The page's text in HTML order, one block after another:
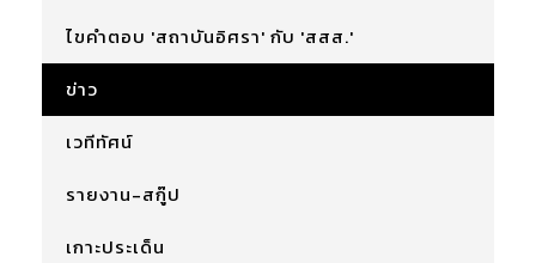
ไขคำตอบ 'สถาบันอิศรา' กับ 'สสส.'
ข่าว
เวทีทัศน์
รายงาน-สกู๊ป
เกาะประเด็น